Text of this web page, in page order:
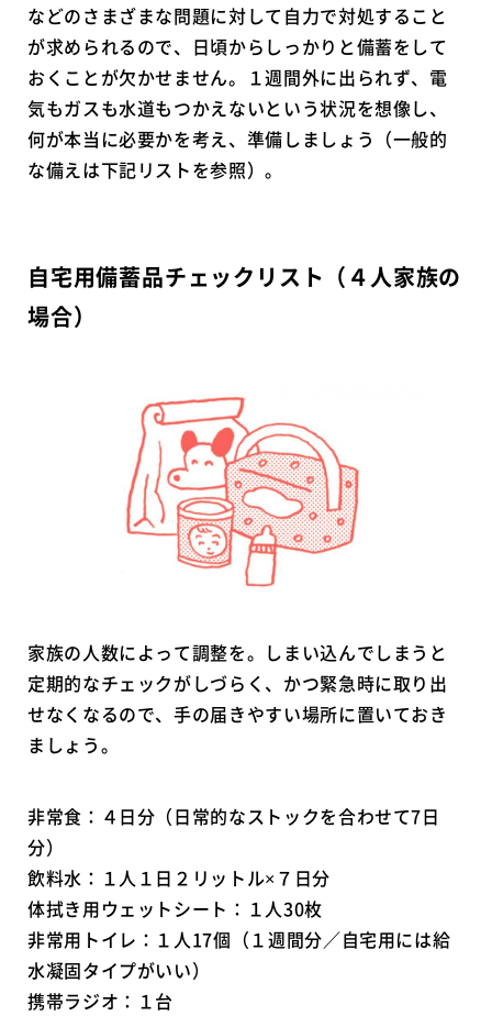
などのさまざまな問題に対して自力で対処すること
が求められるので、日頃からしっかりと備蓄をして
おくことが欠かせません。１週間外に出られず、電
気もガスも水道もつかえないという状況を想像し、
何が本当に必要かを考え、準備しましょう（一般的
な備えは下記リストを参照）。
自宅用備蓄品チェックリスト（４人家族の
場合）
家族の人数によって調整を。しまい込んでしまうと
定期的なチェックがしづらく、かつ緊急時に取り出
せなくなるので、手の届きやすい場所に置いておき
ましょう。
非常食：４日分（日常的なストックを合わせて7日
分）
飲料水：１人１日２リットル×７日分
体拭き用ウェットシート：１人30枚
非常用トイレ：１人17個（１週間分／自宅用には給
水凝固タイプがいい）
携帯ラジオ：１台